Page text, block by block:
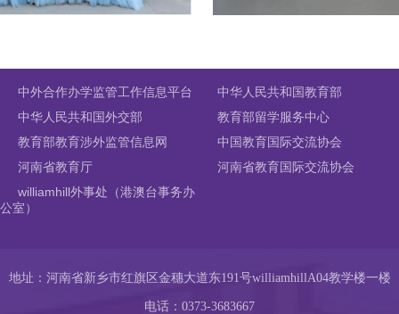
中外合作办学监管工作信息平台
中华人民共和国教育部
中华人民共和国外交部
教育部留学服务中心
教育部教育涉外监管信息网
中国教育国际交流协会
河南省教育厅
河南省教育国际交流协会
williamhill外事处（港澳台事务办
公室）
地址：河南省新乡市红旗区金穗大道东191号williamhillA04教学楼一楼
电话：0373-3683667